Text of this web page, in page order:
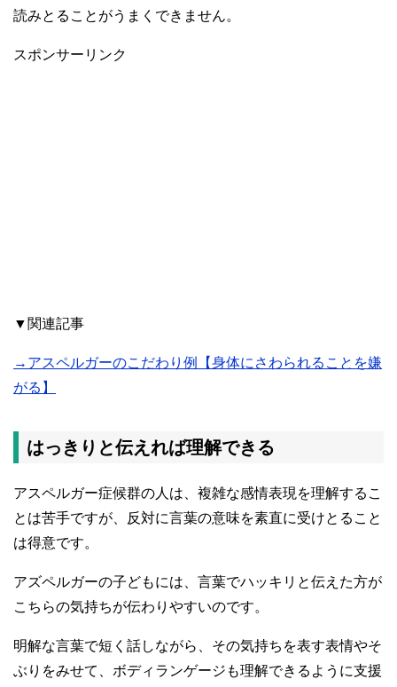
読みとることがうまくできません。
スポンサーリンク
▼関連記事
→アスペルガーのこだわり例【身体にさわられることを嫌
がる】
はっきりと伝えれば理解できる
アスペルガー症候群の人は、複雑な感情表現を理解するこ
とは苦手ですが、反対に言葉の意味を素直に受けとること
は得意です。
アズペルガーの子どもには、言葉でハッキリと伝えた方が
こちらの気持ちが伝わりやすいのです。
明解な言葉で短く話しながら、その気持ちを表す表情やそ
ぶりをみせて、ボディランゲージも理解できるように支援